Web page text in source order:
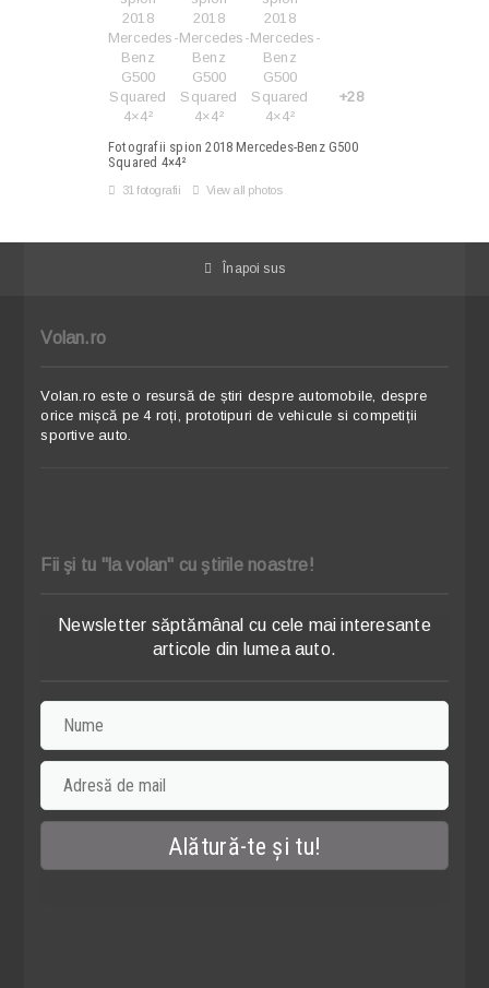
+28
Fotografii spion 2018 Mercedes-Benz G500
Squared 4×4²
31 fotografii View all photos
Înapoi sus
Volan.ro
Volan.ro este o resursă de știri despre automobile, despre
orice mișcă pe 4 roți, prototipuri de vehicule si competiții
sportive auto.
Fii şi tu "la volan" cu ştirile noastre!
Newsletter săptămânal cu cele mai interesante
articole din lumea auto.